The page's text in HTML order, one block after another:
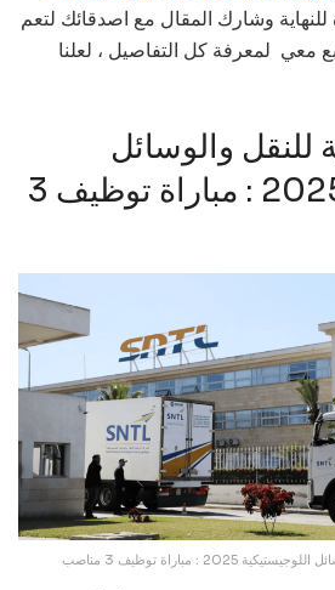
للنهاية وشارك المقال مع اصدقائك لتعم
معي لمعرفة كل التفاصيل ، لعلنا
للنقل والوسائل
اللوجيستيكية 2025 : مباراة توظيف 3
2025 : مباراة توظيف 3 مناصب